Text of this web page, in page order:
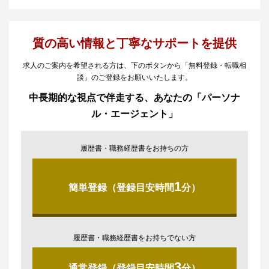
質の高い情報と丁寧なサポートを提供
求人のご案内を希望される方は、下のボタンから「無料登録・転職相
談」のご登録をお願いいたします。
中長期的な視点で伴走する、あなたの「パーソナ
ル・エージェント」
履歴書・職務経歴書をお持ちの方
簡単登録（登録目安時間1分）
履歴書・職務経歴書をお持ちでない方